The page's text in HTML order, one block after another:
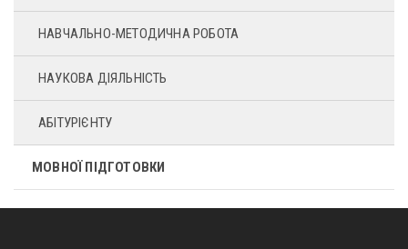
НАВЧАЛЬНО-МЕТОДИЧНА РОБОТА
НАУКОВА ДІЯЛЬНІСТЬ
АБІТУРІЄНТУ
МОВНОЇ ПІДГОТОВКИ